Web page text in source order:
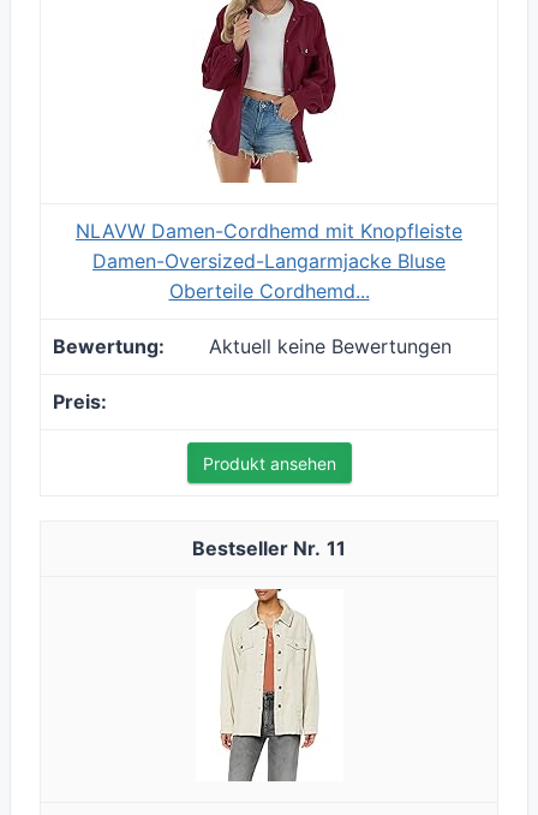
NLAVW Damen-Cordhemd mit Knopfleiste
Damen-Oversized-Langarmjacke Bluse
Oberteile Cordhemd...
Aktuell keine Bewertungen
Produkt ansehen
11